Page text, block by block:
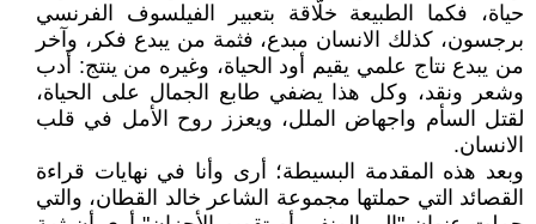
حياة، فكما الطبيعة خلّاقة بتعبير الفيلسوف الفرنسي
برجسون، كذلك الانسان مبدع، فثمة من يبدع فكر، وآخر
من يبدع نتاج علمي يقيم أود الحياة، وغيره من ينتج: أدب
وشعر ونقد، وكل هذا يضفي طابع الجمال على الحياة،
لقتل السأم واجهاض الملل، ويعزز روح الأمل في قلب
الانسان.
وبعد هذه المقدمة البسيطة؛ أرى وأنا في نهايات قراءة
القصائد التي حملتها مجموعة الشاعر خالد القطان، والتي